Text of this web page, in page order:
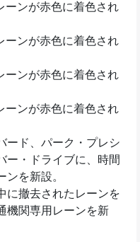
ーンが赤色に着色され
ーンが赤色に着色され
ーンが赤色に着色され
ーンが赤色に着色され
ード、パーク・プレシ
ー・ドライブに、時間
を新設。
に撤去されたレーンを
機関専用レーンを新